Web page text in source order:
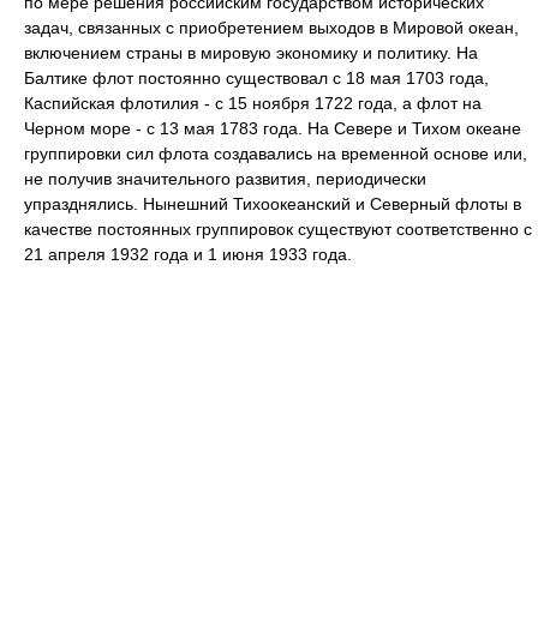
задач, связанных с приобретением выходов в Мировой океан,
включением страны в мировую экономику и политику. На
Балтике флот постоянно существовал с 18 мая 1703 года,
Каспийская флотилия - с 15 ноября 1722 года, а флот на
Черном море - с 13 мая 1783 года. На Севере и Тихом океане
группировки сил флота создавались на временной основе или,
не получив значительного развития, периодически
упразднялись. Нынешний Тихоокеанский и Северный флоты в
качестве постоянных группировок существуют соответственно с
21 апреля 1932 года и 1 июня 1933 года.